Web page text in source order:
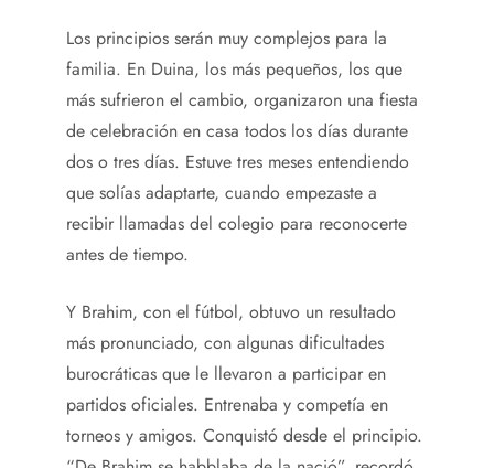
Los principios serán muy complejos para la
familia. En Duina, los más pequeños, los que
más sufrieron el cambio, organizaron una fiesta
de celebración en casa todos los días durante
dos o tres días. Estuve tres meses entendiendo
que solías adaptarte, cuando empezaste a
recibir llamadas del colegio para reconocerte
antes de tiempo.
Y Brahim, con el fútbol, ​​obtuvo un resultado
más pronunciado, con algunas dificultades
burocráticas que le llevaron a participar en
partidos oficiales. Entrenaba y competía en
torneos y amigos. Conquistó desde el principio.